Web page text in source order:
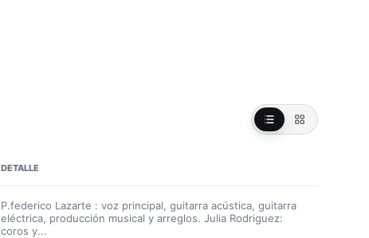
DETALLE
P.federico Lazarte : voz principal, guitarra acústica, guitarra
eléctrica, producción musical y arreglos. Julia Rodriguez:
coros y...